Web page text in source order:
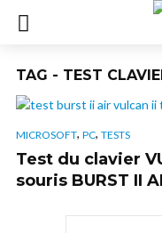
TAG - TEST
MICROSOFT, PC, TESTS
Test du clavier
souris BURST II